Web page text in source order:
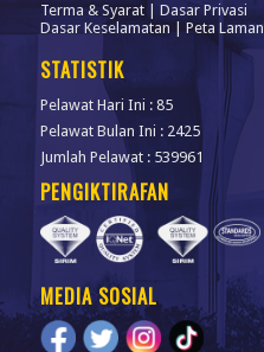
Terma & Syarat| Dasar Privasi
Dasar Keselamatan | Peta Laman
STATISTIK
Pelawat Hari Ini : 85
Pelawat Bulan Ini : 2425
Jumlah Pelawat : 539961
PENGIKTIRAFAN
MEDIA SOSIAL